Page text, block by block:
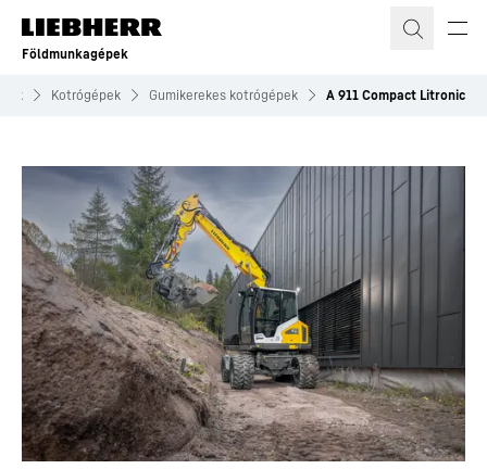
Földmunkagépek
Kotrógépek Gumikerekes kotrógépek A 911 Compact Litronic